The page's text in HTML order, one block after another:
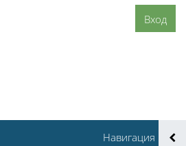
Вход
Навигация